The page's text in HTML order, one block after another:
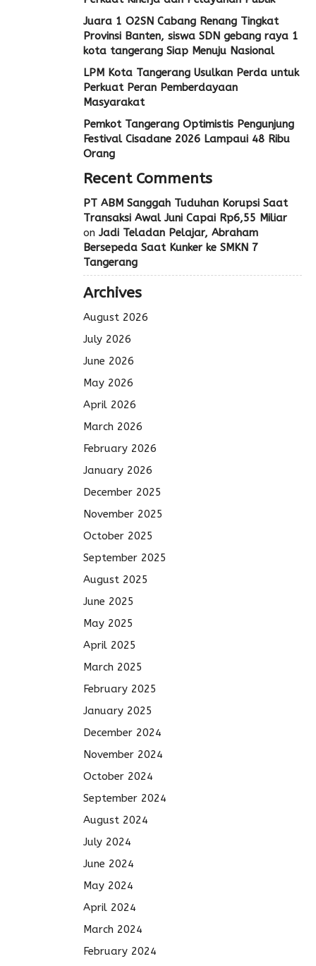
Juara 1 O2SN Cabang Renang Tingkat
Provinsi Banten, siswa SDN gebang raya 1
kota tangerang Siap Menuju Nasional
LPM Kota Tangerang Usulkan Perda untuk
Perkuat Peran Pemberdayaan
Masyarakat
Pemkot Tangerang Optimistis Pengunjung
Festival Cisadane 2026 Lampaui 48 Ribu
Orang
Recent Comments
PT ABM Sanggah Tuduhan Korupsi Saat
Transaksi Awal Juni Capai Rp6,55 Miliar
on Jadi Teladan Pelajar, Abraham
Bersepeda Saat Kunker ke SMKN 7
Tangerang
Archives
August 2026
July 2026
June 2026
May 2026
April 2026
March 2026
February 2026
January 2026
December 2025
November 2025
October 2025
September 2025
August 2025
June 2025
May 2025
April 2025
March 2025
February 2025
January 2025
December 2024
November 2024
October 2024
September 2024
August 2024
July 2024
June 2024
May 2024
April 2024
March 2024
February 2024